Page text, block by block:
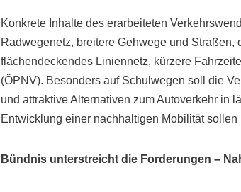
Konkrete Inhalte des erarbeiteten
Radwegenetz, breitere Gehwege und
flächendeckendes Liniennetz, kürzere
(ÖPNV). Besonders auf Schulwegen soll die
und attraktive Alternativen zum Autoverkehr in
Entwicklung einer nachhaltigen Mobilität
Bündnis unterstreicht die Forderungen –